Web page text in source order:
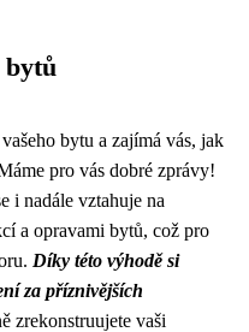
bytů
bytu a zajímá vás, jak
pro vás dobré zprávy!
i nadále vztahuje na
a opravami bytů, což pro
Díky této výhodě si
za příznivějších
zrekonstruujete vaši